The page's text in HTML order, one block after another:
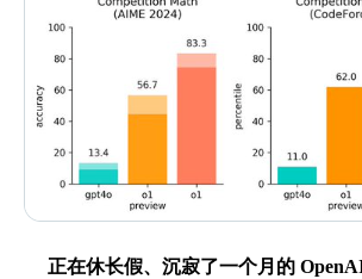
正在休长假、沉寂了一个月的 OpenAI